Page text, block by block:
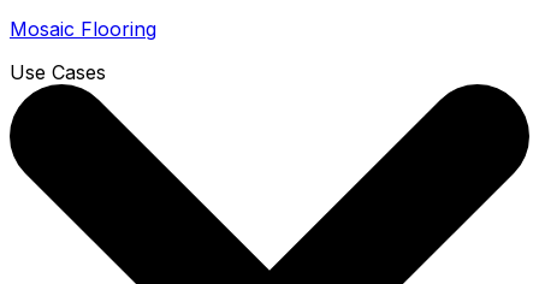
Mosaic Flooring
Use Cases